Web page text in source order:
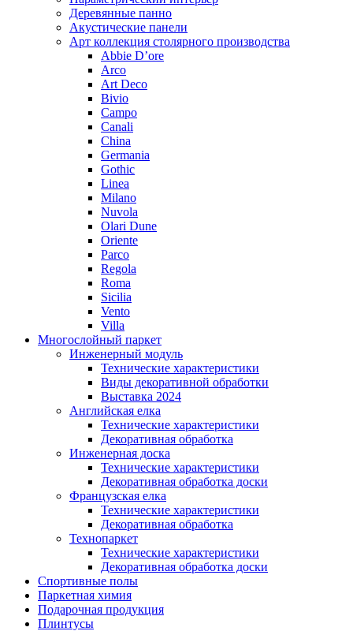
Деревянные панно
Акустические панели
Арт коллекция столярного производства
Abbie D’ore
Arco
Art Deco
Bivio
Campo
Canali
China
Germania
Gothic
Linea
Milano
Nuvola
Olari Dune
Oriente
Parco
Regola
Roma
Sicilia
Vento
Villa
Многослойный паркет
Инженерный модуль
Технические характеристики
Виды декоративной обработки
Выставка 2024
Английская елка
Технические характеристики
Декоративная обработка
Инженерная доска
Технические характеристики
Декоративная обработка доски
Французская елка
Технические характеристики
Декоративная обработка
Технопаркет
Технические характеристики
Декоративная обработка доски
Спортивные полы
Паркетная химия
Подарочная продукция
Плинтусы